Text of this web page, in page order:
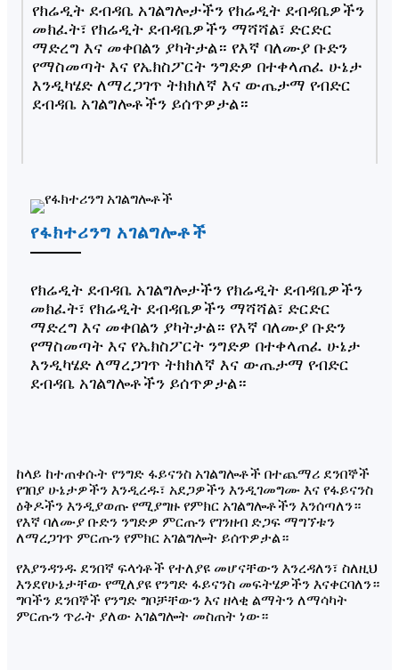
የክሬዲት ደብዳቤ አገልግሎታችን የክሬዲት ደብዳቤዎችን
መክፈት፣ የክሬዲት ደብዳቤዎችን ማሻሻል፣ ድርድር
ማድረግ እና መቀበልን ያካትታል። የእኛ ባለሙያ ቡድን
የማስመጣት እና የኤክስፖርት ንግድዎ በተቀላጠፈ ሁኔታ
እንዲካሄድ ለማረጋገጥ ትክክለኛ እና ውጤታማ የብድር
ደብዳቤ አገልግሎቶችን ይሰጥዎታል።
የፋክተሪንግ አገልግሎቶች
የክሬዲት ደብዳቤ አገልግሎታችን የክሬዲት ደብዳቤዎችን
መክፈት፣ የክሬዲት ደብዳቤዎችን ማሻሻል፣ ድርድር
ማድረግ እና መቀበልን ያካትታል። የእኛ ባለሙያ ቡድን
የማስመጣት እና የኤክስፖርት ንግድዎ በተቀላጠፈ ሁኔታ
እንዲካሄድ ለማረጋገጥ ትክክለኛ እና ውጤታማ የብድር
ደብዳቤ አገልግሎቶችን ይሰጥዎታል።
ከላይ ከተጠቀሱት የንግድ ፋይናንስ አገልግሎቶች በተጨማሪ ደንበኞች
የገበያ ሁኔታዎችን እንዲረዱ፣ አደጋዎችን እንዲገመግሙ እና የፋይናንስ
ዕቅዶችን እንዲያወጡ የሚያግዙ የምክር አገልግሎቶችን እንሰጣለን።
የእኛ ባለሙያ ቡድን ንግድዎ ምርጡን የገንዘብ ድጋፍ ማግኘቱን
ለማረጋገጥ ምርጡን የምክር አገልግሎት ይሰጥዎታል።
የእያንዳንዱ ደንበኛ ፍላጎቶች የተለያዩ መሆናቸውን እንረዳለን፣ ስለዚህ
እንደየሁኔታቸው የሚለያዩ የንግድ ፋይናንስ መፍትሄዎችን እናቀርባለን።
ግባችን ደንበኞች የንግድ ግቦቻቸውን እና ዘላቂ ልማትን ለማሳካት
ምርጡን ጥራት ያለው አገልግሎት መስጠት ነው።